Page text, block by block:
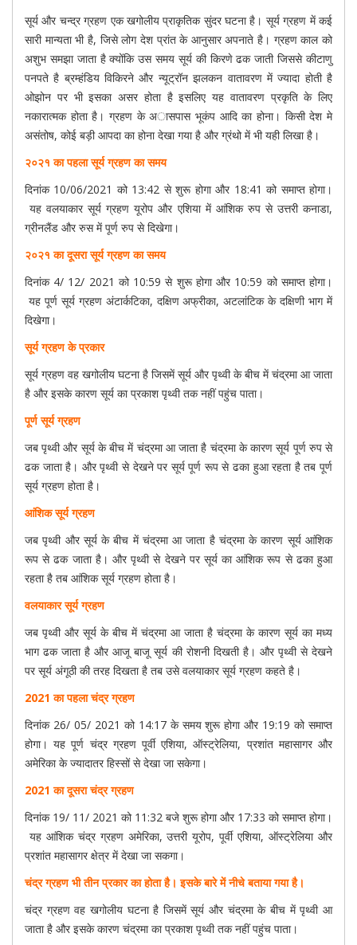
सूर्य और चन्द्र ग्रहण एक खगोलीय प्राकृतिक सुंदर घटना है। सूर्य ग्रहण में कई
सारी मान्यता भी है, जिसे लोग देश प्रांत के आनुसार अपनाते है। ग्रहण काल को
अशुभ समझा जाता है क्योंकि उस समय सूर्य की किरणे ढक जाती जिससे कीटाणु
पनपते है ब्रम्हंडिय विकिरने और न्यूट्रॉन झलकन वातावरण में ज्यादा होती है
ओझोन पर भी इसका असर होता है इसलिए यह वातावरण प्रकृति के लिए
नकारात्मक होता है। ग्रहण के अासपास भूकंप आदि का होना। किसी देश मे
असंतोष, कोई बड़ी आपदा का होना देखा गया है और ग्रंथो में भी यही लिखा है।
२०२१ का पहला सूर्य ग्रहण का समय
दिनांक 10/06/2021 को 13:42 से शुरू होगा और 18:41को समाप्त होगा।
यह वलयाकार सूर्य ग्रहण यूरोप और एशिया में आंशिक रुप से उत्तरी कनाडा,
ग्रीनलैंड और रुस में पूर्ण रुप से दिखेगा।
२०२१ का दूसरा सूर्य ग्रहण का समय
दिनांक 4/ 12/ 2021 को 10:59से शुरू होगा और 10:59 को समाप्त होगा।
यह पूर्ण सूर्य ग्रहण अंटार्कटिका, दक्षिण अफ्रीका, अटलांटिक के दक्षिणी भाग में
दिखेगा।
सूर्य ग्रहण के प्रकार
सूर्य ग्रहण वह खगोलीय घटना है जिसमें सूर्य और पृथ्वी के बीच में चंद्रमा आ जाता
है और इसके कारण सूर्य का प्रकाश पृथ्वी तक नहीं पहुंच पाता।
पूर्ण सूर्य ग्रहण
जब पृथ्वी और सूर्य के बीच में चंद्रमा आ जाता है चंद्रमा के कारण सूर्य पूर्ण रुप से
ढक जाता है। और पृथ्वी से देखने पर सूर्य पूर्ण रूप से ढका हुआ रहता है तब पूर्ण
सूर्य ग्रहण होता है।
आंशिक सूर्य ग्रहण
जब पृथ्वी और सूर्य के बीच में चंद्रमा आ जाता है चंद्रमा के कारण सूर्य आंशिक
रूप से ढक जाता है। और पृथ्वी से देखने पर सूर्य का आंशिक रूप से ढका हुआ
रहता है तब आंशिक सूर्य ग्रहण होता है।
वलयाकार सूर्य ग्रहण
जब पृथ्वी और सूर्य के बीच में चंद्रमा आ जाता है चंद्रमा के कारण सूर्य का मध्य
भाग ढक जाता है और आजू बाजू सूर्य की रोशनी दिखती है। और पृथ्वी से देखने
पर सूर्य अंगूठी की तरह दिखता है तब उसे वलयाकार सूर्य ग्रहण कहते है।
2021 का पहला चंद्र ग्रहण
दिनांक 26/ 05/ 2021 को 14:17 के समय शुरू होगा और 19:19 को समाप्त
होगा।यह पूर्ण चंद्र ग्रहण पूर्वी एशिया, ऑस्ट्रेलिया, प्रशांत महासागर और
अमेरिका के ज्यादातर हिस्सों से देखा जा सकेगा।
2021 का दूसरा चंद्र ग्रहण
दिनांक 19/ 11/ 2021 को 11:32 बजे शुरू होगा और 17:33 को समाप्त होगा।
यह आंशिक चंद्र ग्रहण अमेरिका, उत्तरी यूरोप, पूर्वी एशिया, ऑस्ट्रेलिया और
प्रशांत महासागर क्षेत्र में देखा जा सकगा।
चंद्र ग्रहण भी तीन प्रकार का होता है। इसके बारे में नीचे बताया गया है।
चंद्र ग्रहण वह खगोलीय घटना है जिसमें सूर्य और चंद्रमा के बीच में पृथ्वी आ
जाता है और इसके कारण चंद्रमा का प्रकाश पृथ्वी तक नहीं पहुंच पाता।